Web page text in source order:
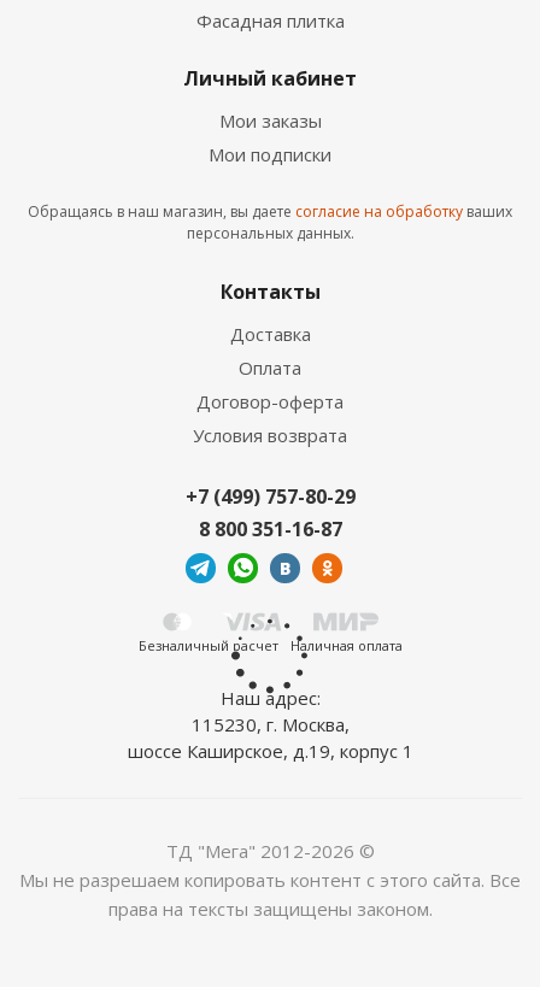
Ламинат Hessen Floor Queen Style Дуб Дарем
9281-4
Ламинат Alloc Original Дуб Кальмар 4883
5 085 руб./м
Ламинат Kastamonu Emerald FP562 Дуб Беринг
Фасадная плитка
Личный кабинет
Мои заказы
Мои подписки
Обращаясь в наш магазин, вы даете согласие на обработку ваших
персональных данных.
Контакты
Доставка
Оплата
Договор-оферта
Условия возврата
+7 (499) 757-80-29
8 800 351-16-87
Безналичный расчет Наличная оплата
Наш адрес:
115230, г. Москва,
шоссе Каширское, д.19, корпус 1
ТД "Мега" 2012-2026 ©
Мы не разрешаем копировать контент с этого сайта. Все
права на тексты защищены законом.